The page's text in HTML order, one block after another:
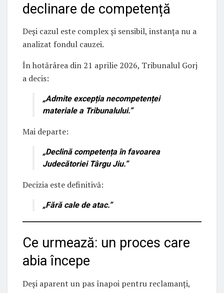
declinare de competență
Deși cazul este complex și sensibil, instanța nu a
analizat fondul cauzei.
În hotărârea din 21 aprilie 2026, Tribunalul Gorj
a decis:
„Admite excepția necompetenței
materialea Tribunalului.”
Mai departe:
„Declină competența în favoarea
Judecătoriei Târgu Jiu.”
Decizia este definitivă:
„Fără cale de atac.”
Ce urmează: un proces care
abia începe
Deși aparent un pas înapoi pentru reclamanți,